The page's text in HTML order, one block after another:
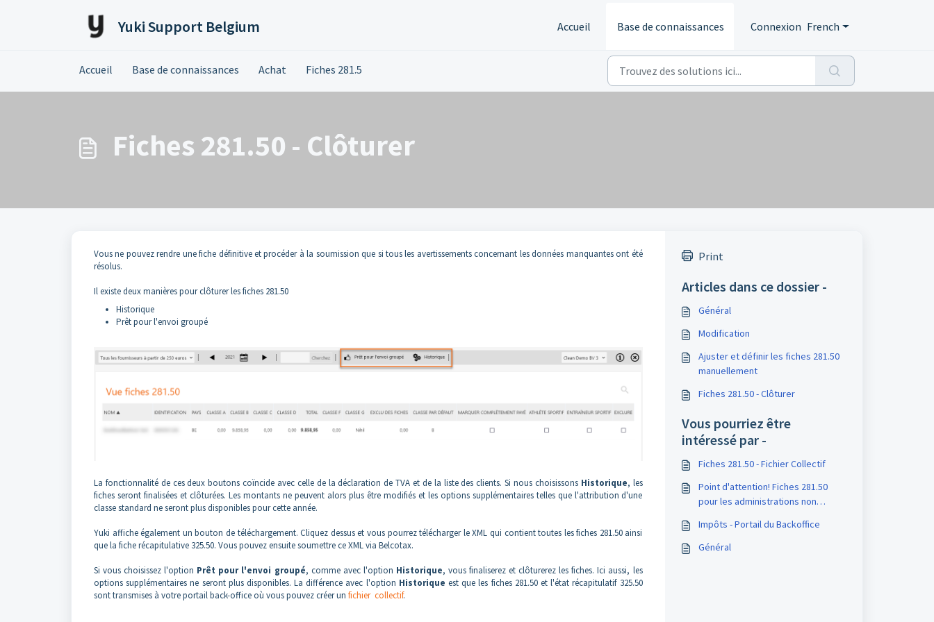
Yuki Support Belgium Accueil Base de connaissances Connexion French
Accueil Base de connaissances Achat Fiches 281.5
Fiches 281.50 - Clôturer
Vous ne pouvez rendre une fiche définitive et procéder à la soumission que si tous les avertissements concernant les données manquantes ont été
résolus.
Il existe deux manières pour clôturer les fiches 281.50
Historique
Prêt pour l'envoi groupé
La fonctionnalité de ces deux boutons coïncide avec celle de la déclaration de TVA et de la liste des clients. Si nous choisissons Historique, les
fiches seront finalisées et clôturées. Les montants ne peuvent alors plus être modifiés et les options supplémentaires telles que l'attribution d'une
classe standard ne seront plus disponibles pour cette année.
Yuki affiche également un bouton de téléchargement. Cliquez dessus et vous pourrez télécharger le XML qui contient toutes les fiches 281.50 ainsi
que la fiche récapitulative 325.50. Vous pouvez ensuite soumettre ce XML via Belcotax.
Si vous choisissez l'option Prêt pour l'envoi groupé, comme avec l'option Historique, vous finaliserez et clôturerez les fiches. Ici aussi, les
options supplémentaires ne seront plus disponibles. La différence avec l'option Historiqueest que les fiches 281.50 et l'état récapitulatif 325.50
sont transmises à votre portail back-office où vous pouvez créer un fichier collectif.
Print
Articles dans ce dossier -
Général
Modification
Ajuster et définir les fiches 281.50
manuellement
Fiches 281.50 - Clôturer
Vous pourriez être
intéressé par -
Fiches 281.50 - Fichier Collectif
Point d'attention! Fiches 281.50
pour les administrations non
Impôts - Portail du Backoffice
Général